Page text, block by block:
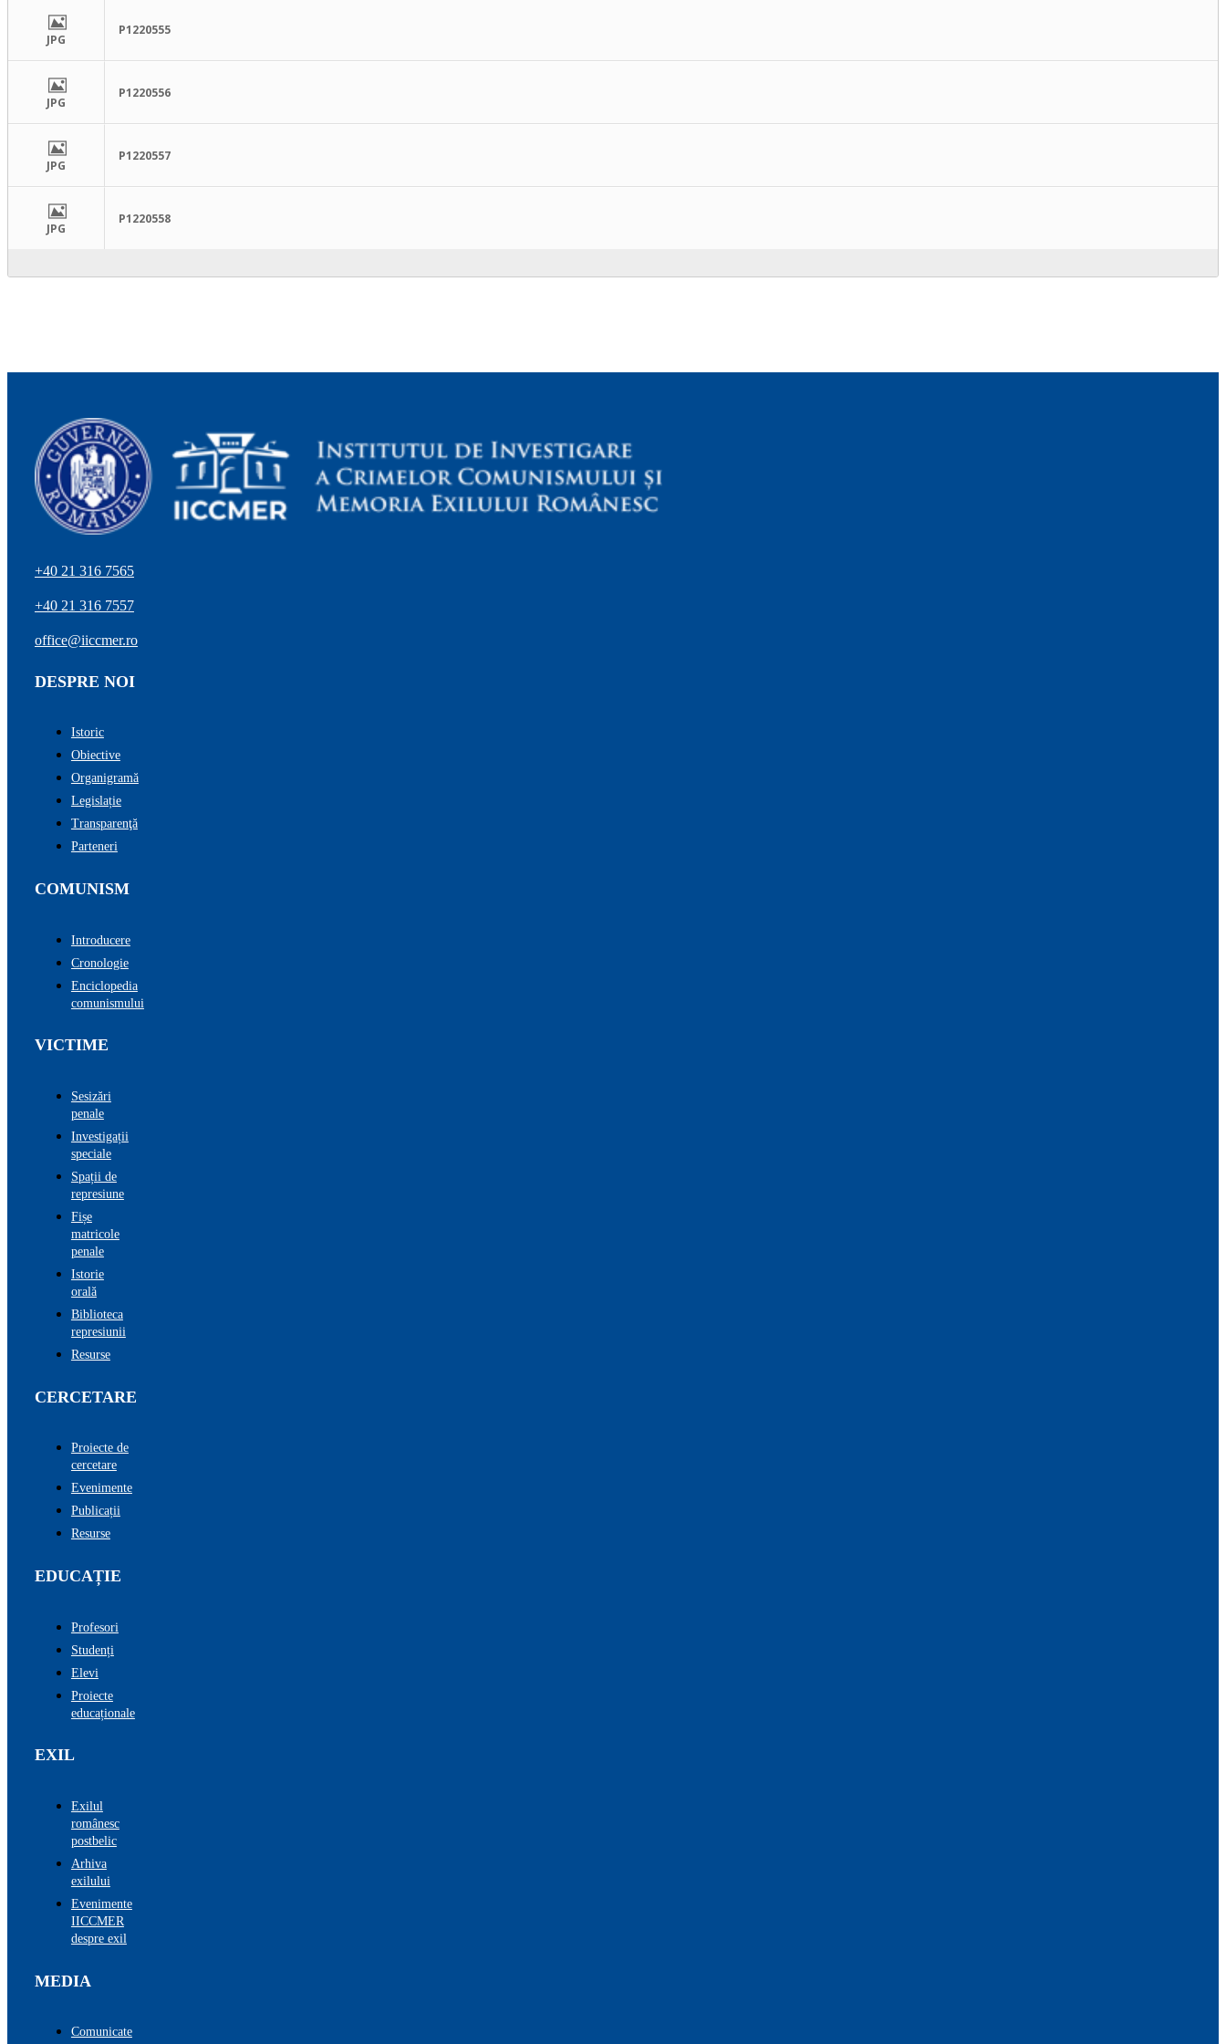
JPG
P1220555
JPG
P1220556
JPG
P1220557
JPG
P1220558
+40 21 316 7565
+40 21 316 7557
office@iiccmer.ro
DESPRE NOI
Istoric
Obiective
Organigramă
Legislație
Transparenţă
Parteneri
COMUNISM
Introducere
Cronologie
Enciclopedia
comunismului
VICTIME
Sesizări
penale
Investigații
speciale
Spații de
represiune
Fișe
matricole
penale
Istorie
orală
Biblioteca
represiunii
Resurse
CERCETARE
Proiecte de
cercetare
Evenimente
Publicații
Resurse
EDUCAȚIE
Profesori
Studenți
Elevi
Proiecte
educaționale
EXIL
Exilul
românesc
postbelic
Arhiva
exilului
Evenimente
IICCMER
despre exil
MEDIA
Comunicate